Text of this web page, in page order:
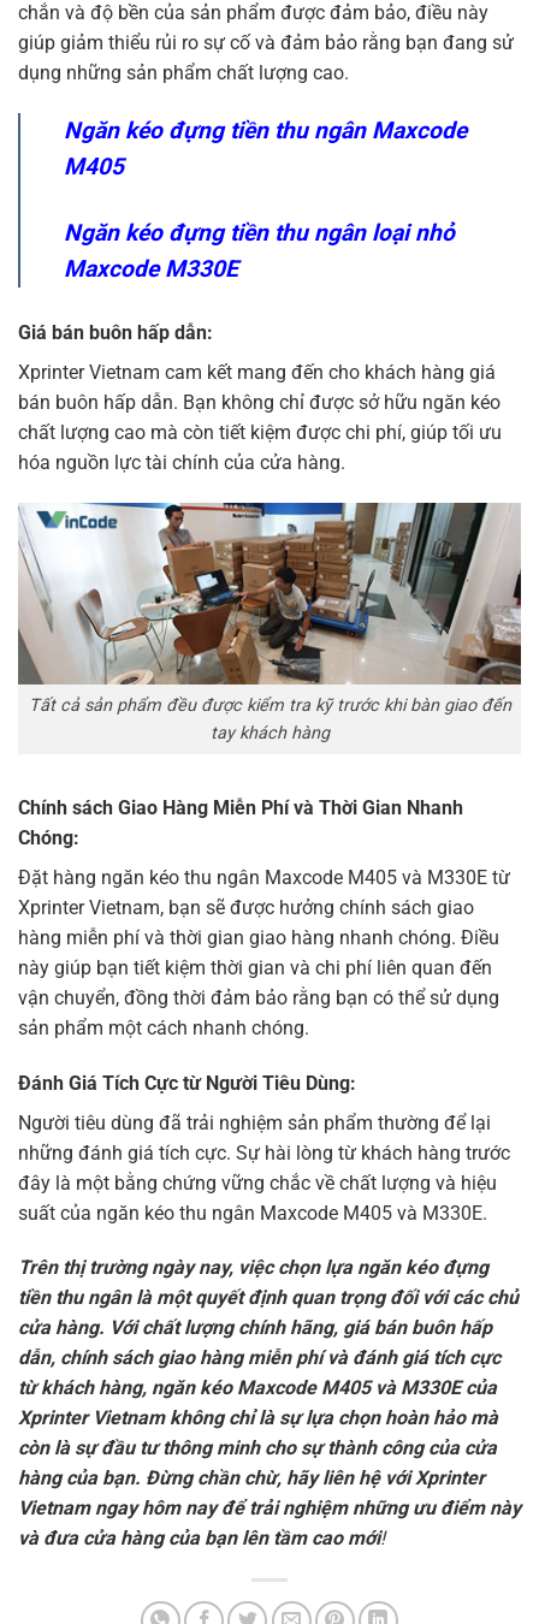
chắn và độ bền của sản phẩm được đảm bảo, điều này
giúp giảm thiểu rủi ro sự cố và đảm bảo rằng bạn đang sử
dụng những sản phẩm chất lượng cao.
Ngăn kéo đựng tiền thu ngân Maxcode
M405
Ngăn kéo đựng tiền thu ngân loại nhỏ
Maxcode M330E
Giá bán buôn hấp dẫn:
Xprinter Vietnam cam kết mang đến cho khách hàng giá
bán buôn hấp dẫn. Bạn không chỉ được sở hữu ngăn kéo
chất lượng cao mà còn tiết kiệm được chi phí, giúp tối ưu
hóa nguồn lực tài chính của cửa hàng.
Tất cả sản phẩm đều được kiểm tra kỹ trước khi bàn giao đến
tay khách hàng
Chính sách Giao Hàng Miễn Phí và Thời Gian Nhanh
Chóng:
Đặt hàng ngăn kéo thu ngân Maxcode M405 và M330E từ
Xprinter Vietnam, bạn sẽ được hưởng chính sách giao
hàng miễn phí và thời gian giao hàng nhanh chóng. Điều
này giúp bạn tiết kiệm thời gian và chi phí liên quan đến
vận chuyển, đồng thời đảm bảo rằng bạn có thể sử dụng
sản phẩm một cách nhanh chóng.
Đánh Giá Tích Cực từ Người Tiêu Dùng:
Người tiêu dùng đã trải nghiệm sản phẩm thường để lại
những đánh giá tích cực. Sự hài lòng từ khách hàng trước
đây là một bằng chứng vững chắc về chất lượng và hiệu
suất của ngăn kéo thu ngân Maxcode M405 và M330E.
Trên thị trường ngày nay, việc chọn lựa ngăn kéo đựng
tiền thu ngân là một quyết định quan trọng đối với các chủ
cửa hàng. Với chất lượng chính hãng, giá bán buôn hấp
dẫn, chính sách giao hàng miễn phí và đánh giá tích cực
từ khách hàng, ngăn kéo Maxcode M405 và M330E của
Xprinter Vietnam không chỉ là sự lựa chọn hoàn hảo mà
còn là sự đầu tư thông minh cho sự thành công của cửa
hàng của bạn. Đừng chần chừ, hãy liênhệ với Xprinter
Vietnam ngay hôm nay để trải nghiệm những ưu điểm này
và đưa cửa hàng của bạn lên tầm cao mới!